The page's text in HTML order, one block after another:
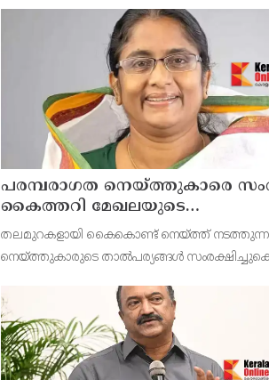
5,244 പുരുഷന്മാരും 5,813 സ്ത്രീകളും
പരമ്പരാഗത നെയ്ത്തുകാരെ
കൈത്തറി മേഖലയുടെ
ആധുനികവത്കരണം
ഡെപ്യൂട്ടി സ്പീക്കർ ഷാനിമോൾ
തലമുറകളായി കൈകൊണ്ട് നെയ്ത്ത് നടത്തുന്ന
നെയ്ത്തുകാരുടെ താൽപര്യങ്ങൾ
ഉസ്മാൻ പറഞ്ഞു.